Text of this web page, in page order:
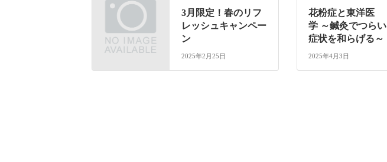
3月限定！春のリフ
レッシュキャンペー
ン
2025年2月25日
花粉症と東洋医
学 ～鍼灸でつらい
症状を和らげる～
2025年4月3日